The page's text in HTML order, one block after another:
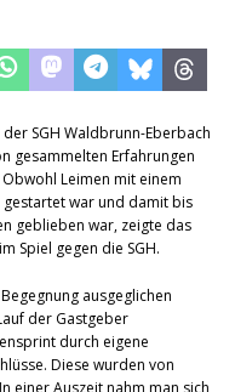
SGH Waldbrunn-Eberbach
gesammelten Erfahrungen
Leimen mit einem
gestartet war und damit bis
geblieben war, zeigte das
Spiel gegen die SGH.
ausgeglichen
der Gastgeber
durch eigene
Diese wurden von
einer Auszeit nahm man sich